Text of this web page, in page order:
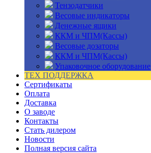
Тензодатчики
Весовые индикаторы
Денежные ящики
ККМ и ЧПМ(Кассы)
Весовые дозаторы
ККМ и ЧПМ(Кассы)
Упаковочное оборудование
ТЕХ ПОДДЕРЖКА
Сертификаты
Оплата
Доставка
О заводе
Контакты
Стать дилером
Новости
Полная версия сайта